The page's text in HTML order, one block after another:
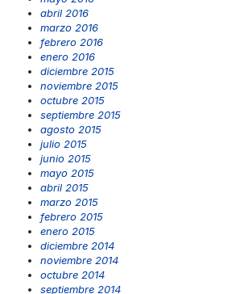
abril 2016
marzo 2016
febrero 2016
enero 2016
diciembre 2015
noviembre 2015
octubre 2015
septiembre 2015
agosto 2015
julio 2015
junio 2015
mayo 2015
abril 2015
marzo 2015
febrero 2015
enero 2015
diciembre 2014
noviembre 2014
octubre 2014
septiembre 2014